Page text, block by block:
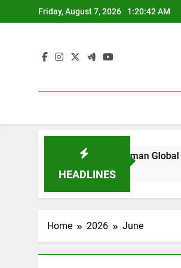
to
Friday, August 7, 2026 1:20:42 AM
HEADLINES
Tinggi di Zaman Global
Home 2026 June